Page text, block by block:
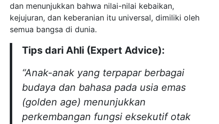
dan menunjukkan bahwa nilai-nilai kebaikan,
kejujuran, dan keberanian itu universal, dimiliki oleh
semua bangsa di dunia.
Tips dari Ahli (Expert Advice):
“Anak-anak yang terpapar berbagai
budaya dan bahasa pada usia emas
(golden age) menunjukkan
perkembangan fungsi eksekutif otak